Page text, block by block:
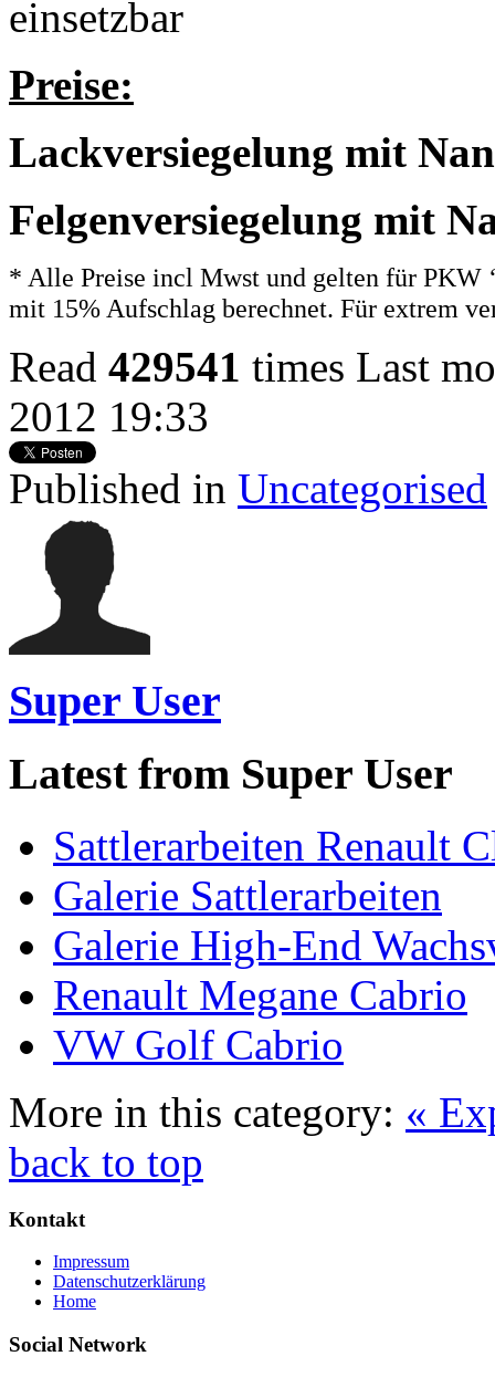
einsetzbar
Preise:
Lackversiegelung mit
Felgenversiegelung mit
* Alle Preise incl Mwst und gelten für PKW
mit 15% Aufschlag berechnet. Für extrem
Read 429541 times Last
2012 19:33
Published in Uncategorised
Super User
Latest from Super User
Sattlerarbeiten Renault
Galerie Sattlerarbeiten
Galerie High-End
Renault Megane Cabrio
VW Golf Cabrio
More in this category: «
back to top
Kontakt
Impressum
Datenschutzerklärung
Home
Social Network